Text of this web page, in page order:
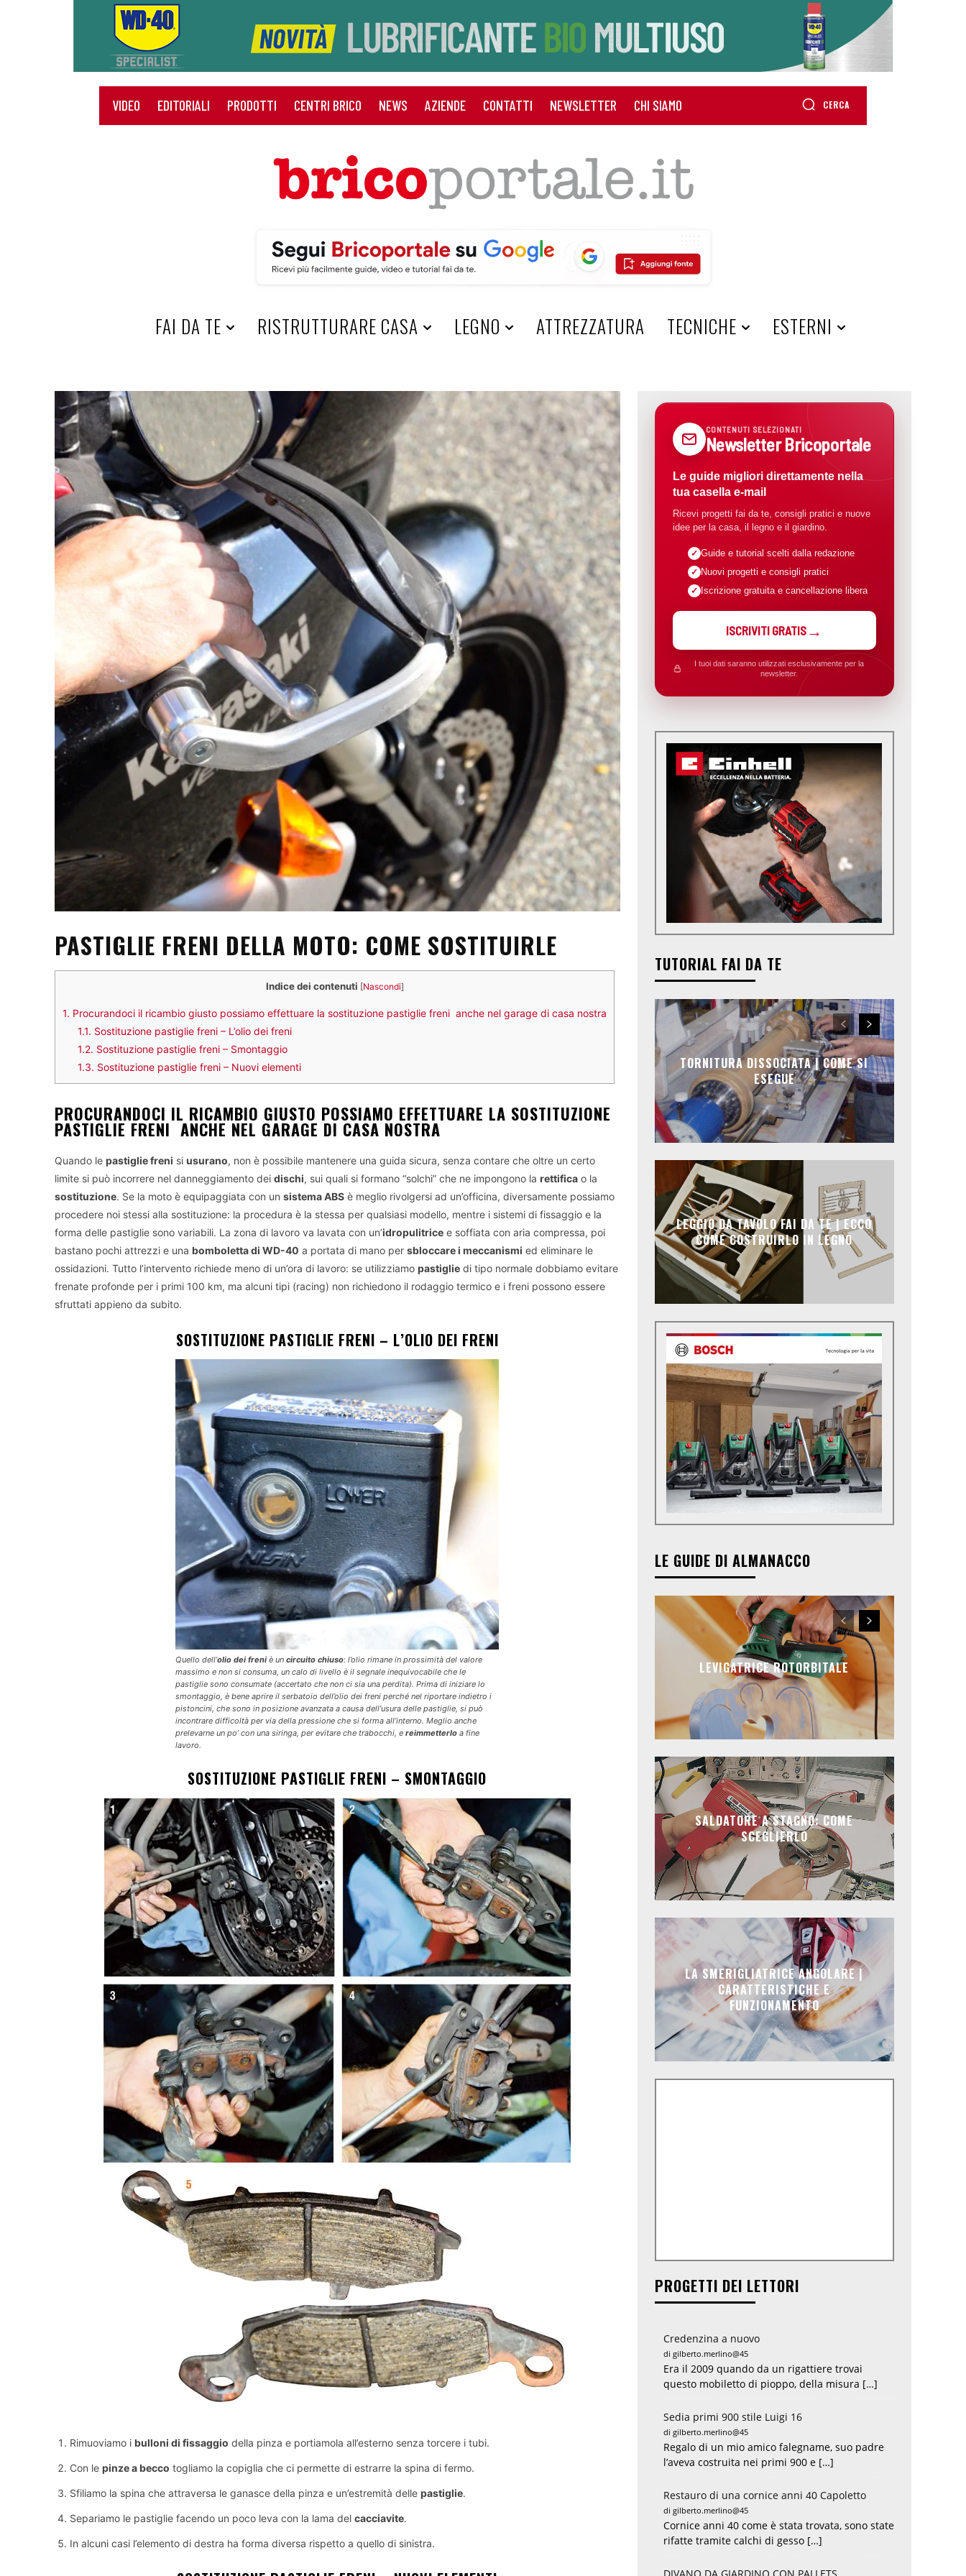
VIDEO EDITORIALI PRODOTTI CENTRI BRICO NEWS AZIENDE CONTATTI NEWSLETTER CHI SIAMO CERCA
HOME
FAI DA TE RISTRUTTURARE CASA LEGNO ATTREZZATURA TECNICHE ESTERNI
PASTIGLIE FRENI DELLA MOTO: COME SOSTITUIRLE
Indice dei contenuti [Nascondi]
1. Procurandoci il ricambio giusto possiamo effettuare la sostituzione pastiglie freni anche nel garage di casa nostra
1.1. Sostituzione pastiglie freni – L’olio dei freni
1.2. Sostituzione pastiglie freni – Smontaggio
1.3. Sostituzione pastiglie freni – Nuovi elementi
PROCURANDOCI IL RICAMBIO GIUSTO POSSIAMO EFFETTUARE LA SOSTITUZIONE
PASTIGLIE FRENI ANCHE NEL GARAGE DI CASA NOSTRA
Quando le pastiglie freni si usurano, non è possibile mantenere una guida sicura, senza contare che oltre un certo
limite si può incorrere nel danneggiamento dei dischi, sui quali si formano “solchi” che ne impongono la rettifica o la
sostituzione. Se la moto è equipaggiata con un sistema ABS è meglio rivolgersi ad un’officina, diversamente possiamo
procedere noi stessi alla sostituzione: la procedura è la stessa per qualsiasi modello, mentre i sistemi di fissaggio e la
forma delle pastiglie sono variabili. La zona di lavoro va lavata con un’idropulitrice e soffiata con aria compressa, poi
bastano pochi attrezzi e una bomboletta di WD-40 a portata di mano per sbloccare i meccanismi ed eliminare le
ossidazioni. Tutto l’intervento richiede meno di un’ora di lavoro: se utilizziamo pastiglie di tipo normale dobbiamo evitare
frenate profonde per i primi 100 km, ma alcuni tipi (racing) non richiedono il rodaggio termico e i freni possono essere
sfruttati appieno da subito.
SOSTITUZIONE PASTIGLIE FRENI – L’OLIO DEI FRENI
Quello dell’olio dei freni è uncircuito chiuso: l’olio rimane in prossimità del valore
massimo e non si consuma, un calo di livello è il segnale inequivocabile che le
pastiglie sono consumate (accertato che non ci sia una perdita). Prima di iniziare lo
smontaggio, è bene aprire il serbatoio dell’olio dei freni perché nel riportare indietro i
pistoncini, che sono in posizione avanzata a causa dell’usura delle pastiglie, si può
incontrare difficoltà per via della pressione che si forma all’interno. Meglio anche
prelevarne un po’ con una siringa, per evitare che trabocchi, ereimmetterlo a fine
lavoro.
SOSTITUZIONE PASTIGLIE FRENI – SMONTAGGIO
Rimuoviamo i bulloni di fissaggio della pinza e portiamola all’esterno senza torcere i tubi.
Con le pinze a becco togliamo la copiglia che ci permette di estrarre la spina di fermo.
Sfiliamo la spina che attraversa le ganasce della pinza e un’estremità delle pastiglie.
Separiamo le pastiglie facendo un poco leva con la lama del cacciavite.
In alcuni casi l’elemento di destra ha forma diversa rispetto a quello di sinistra.
CONTENUTI SELEZIONATI
Newsletter Bricoportale
Le guide migliori direttamente nella
tua casella e-mail
Ricevi progetti fai da te, consigli pratici e nuove
idee per la casa, il legno e il giardino.
Guide e tutorial scelti dalla redazione
Nuovi progetti e consigli pratici
Iscrizione gratuita e cancellazione libera
ISCRIVITI GRATIS
I tuoi dati saranno utilizzati esclusivamente per la
newsletter.
TUTORIAL FAI DA TE
TORNITURA DISSOCIATA | COME SI
ESEGUE
LEGGIO DA TAVOLO FAI DA TE | ECCO
COME COSTRUIRLO IN LEGNO
LE GUIDE DI ALMANACCO
LEVIGATRICE ROTORBITALE
SALDATORE A STAGNO: COME
SCEGLIERLO
LA SMERIGLIATRICE ANGOLARE |
CARATTERISTICHE E
FUNZIONAMENTO
PROGETTI DEI LETTORI
Credenzina a nuovo
di gilberto.merlino@45
Era il 2009 quando da un rigattiere trovai
questo mobiletto di pioppo, della misura […]
Sedia primi 900 stile Luigi 16
di gilberto.merlino@45
Regalo di un mio amico falegname, suo padre
l’aveva costruita nei primi 900 e […]
Restauro di una cornice anni 40 Capoletto
di gilberto.merlino@45
Cornice anni 40 come è stata trovata, sono state
rifatte tramite calchi di gesso […]